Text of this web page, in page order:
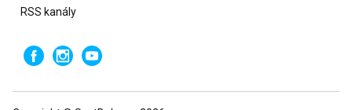
RSS kanály